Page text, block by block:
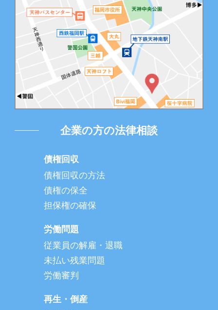
企業の方の法律相談
債権回収
債権回収の方法
債権の保全
担保権の確保
労働問題
従業員の解雇・退職
未払い残業問題
労働審判
再生・倒産